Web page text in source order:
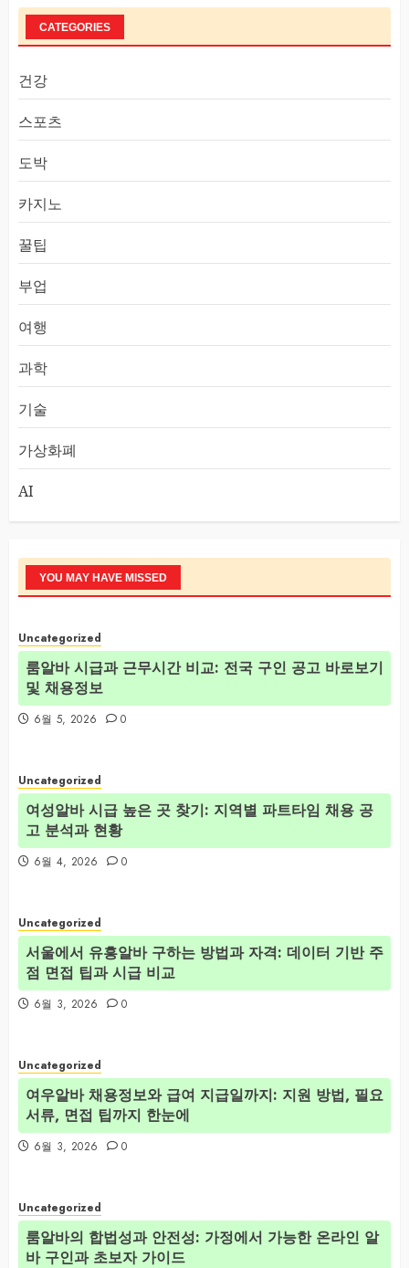
CATEGORIES
건강
스포츠
도박
카지노
꿀팁
부업
여행
과학
기술
가상화폐
AI
YOU MAY HAVE MISSED
Uncategorized
룸알바 시급과 근무시간 비교: 전국 구인 공고 바로보기
및 채용정보
6월 5, 2026 0
Uncategorized
여성알바 시급 높은 곳 찾기: 지역별 파트타임 채용 공
고 분석과 현황
6월 4, 2026 0
Uncategorized
서울에서 유흥알바 구하는 방법과 자격: 데이터 기반 주
점 면접 팁과 시급 비교
6월 3, 2026 0
Uncategorized
여우알바 채용정보와 급여 지급일까지: 지원 방법, 필요
서류, 면접 팁까지 한눈에
6월 3, 2026 0
Uncategorized
룸알바의 합법성과 안전성: 가정에서 가능한 온라인 알
바 구인과 초보자 가이드